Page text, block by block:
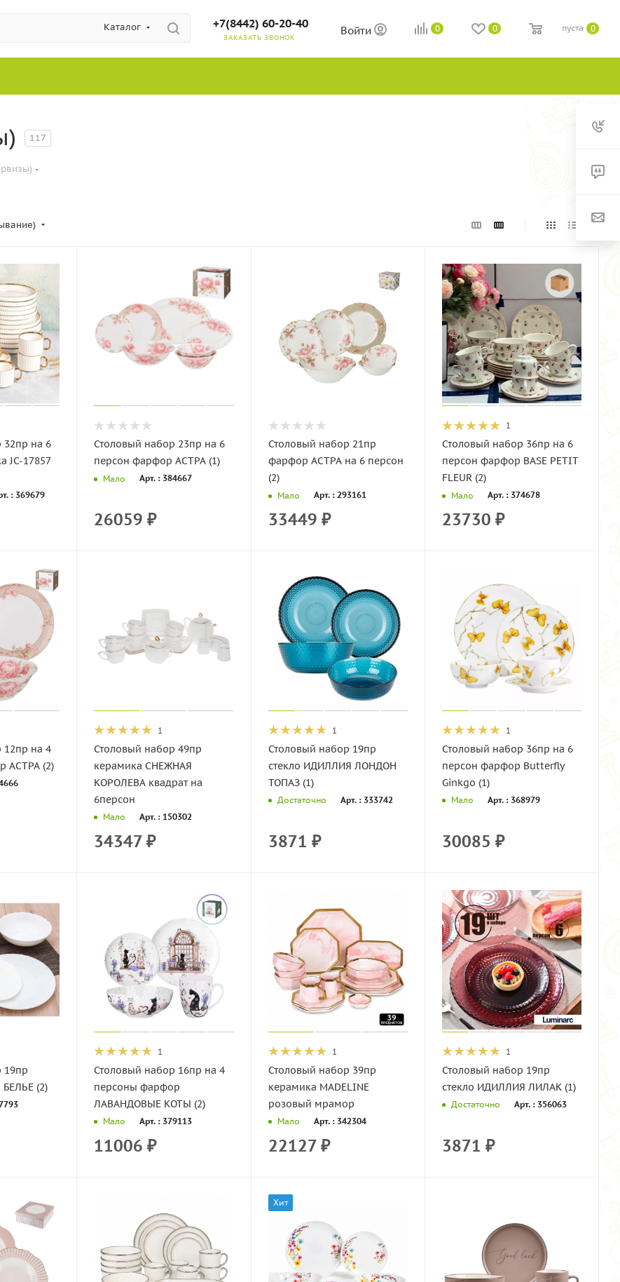
Каталог +7(8442) 60-20-40
ЗАКАЗАТЬ ЗВОНОК
Войти 0 0 0
пуста
117
32пр на 6
JC-17857
: 369679
Столовый набор 23пр на 6
персон фарфор АСТРА (1)
Мало Арт. : 384667
26059 ₽
Столовый набор 21пр
фарфор АСТРА на 6 персон
(2)
Мало Арт. : 293161
33449 ₽
1
Столовый набор 36пр на 6
персон фарфор BASE PETIT
FLEUR (2)
Мало Арт. : 374678
23730 ₽
12пр на 4
АСТРА (2)
1
Столовый набор 49пр
керамика СНЕЖНАЯ
КОРОЛЕВА квадрат на
6персон
Мало Арт. : 150302
34347 ₽
1
Столовый набор 19пр
стекло ИДИЛЛИЯ ЛОНДОН
ТОПАЗ (1)
Достаточно Арт. : 333742
3871 ₽
1
Столовый набор 36пр на 6
персон фарфор Butterfly
Ginkgo (1)
Мало Арт. : 368979
30085 ₽
19пр
БЕЛЬЕ (2)
1
Столовый набор 16пр на 4
персоны фарфор
ЛАВАНДОВЫЕ КОТЫ (2)
Мало Арт. : 379113
11006 ₽
1
Столовый набор 39пр
керамика MADELINE
розовый мрамор
Мало Арт. : 342304
22127₽
1
Столовый набор 19пр
стекло ИДИЛЛИЯ ЛИЛАК (1)
Достаточно Арт. : 356063
3871 ₽
Хит